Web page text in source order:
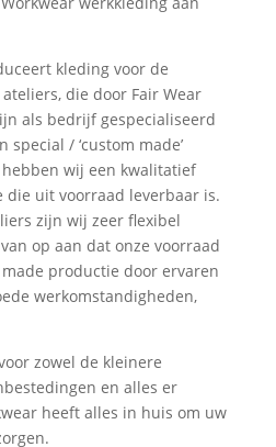
kleding voor de
die door Fair Wear
als bedrijf gespecialiseerd
/ ‘custom made’
wij een kwalitatief
die uit voorraad leverbaar is.
zijn wij zeer flexibel
op aan dat onze voorraad
productie door ervaren
werkomstandigheden,
zowel de kleinere
en alles er
heeft alles in huis om uw